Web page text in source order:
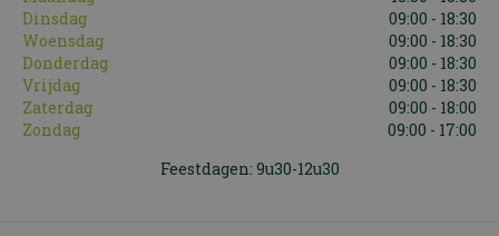
Dinsdag
09:00 - 18:30
Woensdag
09:00 - 18:30
Donderdag
09:00 - 18:30
Vrijdag
09:00 - 18:30
Zaterdag
09:00 - 18:00
Zondag
09:00 - 17:00
Feestdagen: 9u30-12u30